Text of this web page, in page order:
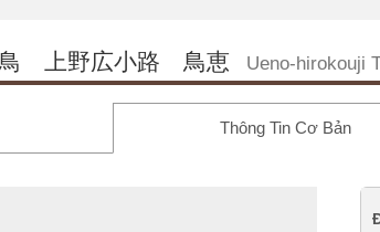
鳥 上野広小路 鳥恵 Ueno-hirokouji
Thông Tin Cơ Bản